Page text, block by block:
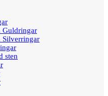
Guldringar
Silverringar
sten